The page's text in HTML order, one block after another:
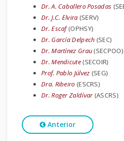
Dr. A. Caballero Posadas
Dr. J.C. Elvira (SERV)
Dr. Escaf(OPHSY)
Dr. García Delpech (SEC)
Dr. Martínez Grau (SECPOO)
Dr. Mendicute(SECOIR)
Prof. Pablo Júlvez (SEG)
Dra. Ribeiro (ESCRS)
Dr. Roger Zaldívar(ASCRS)
Anterior